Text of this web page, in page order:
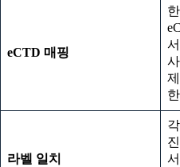
eCTD 매핑
라벨 일치